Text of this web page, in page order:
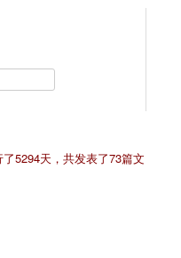
5294天，共发表了73篇文